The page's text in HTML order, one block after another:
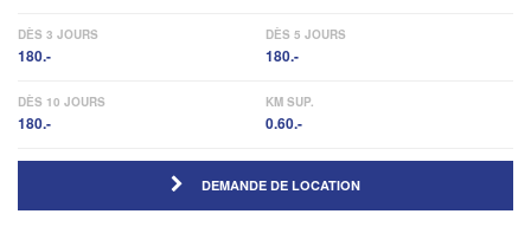
DÈS 3 JOURS
180.-
DÈS 5 JOURS
180.-
DÈS 10 JOURS
180.-
KM SUP.
0.60.-
DEMANDE DE LOCATION